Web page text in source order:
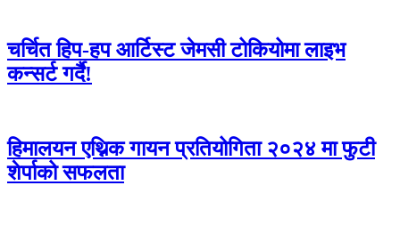
चर्चित हिप-हप आर्टिस्ट जेमसी टोकियोमा लाइभ
कन्सर्ट गर्दै!
हिमालयन एथ्निक गायन प्रतियोगिता २०२४ मा फुटी
शेर्पाको सफलता